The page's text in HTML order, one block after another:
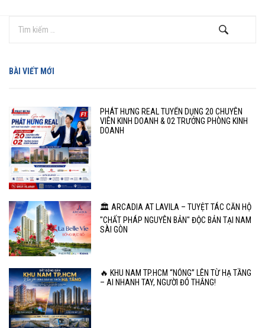
BÀI VIẾT MỚI
PHÁT HƯNG REAL TUYỂN DỤNG 20 CHUYÊN
VIÊN KINH DOANH & 02 TRƯỞNG PHÒNG KINH
DOANH
🏛️ ARCADIA AT LAVILA – TUYỆT TÁC CĂN HỘ
"CHẤT PHÁP NGUYÊN BẢN" ĐỘC BẢN TẠI NAM
SÀI GÒN
🔥 KHU NAM TP.HCM “NÓNG” LÊN TỪ HẠ TẦNG
– AI NHANH TAY, NGƯỜI ĐÓ THẮNG!